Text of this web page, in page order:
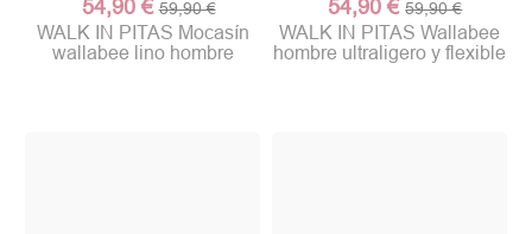
54,90 € 59,90 €
WALK IN PITAS Mocasín
wallabee lino hombre
54,90 € 59,90 €
WALK IN PITAS Wallabee
hombre ultraligero y flexible